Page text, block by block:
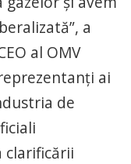
a
al OMV
ai
de
clarificării